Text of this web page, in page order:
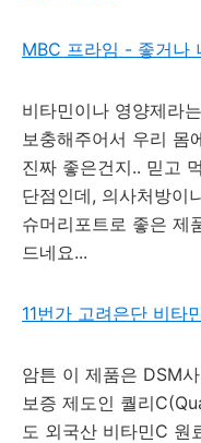
MBC 프라임 - 좋거나
비타민이나 영양제라
보충해주어서 우리 몸
진짜 좋은건지.. 믿고
단점인데, 의사처방이
슈머리포트로 좋은 제
드네요...
11번가 고려은단 비타
암튼 이 제품은 DSM
보증 제도인 퀄리
도 외국산 비타민C